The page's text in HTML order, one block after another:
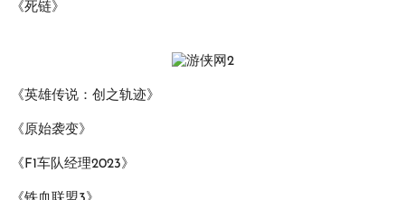
《死链》
《英雄传说：创之轨迹》
《原始袭变》
《F1车队经理2023》